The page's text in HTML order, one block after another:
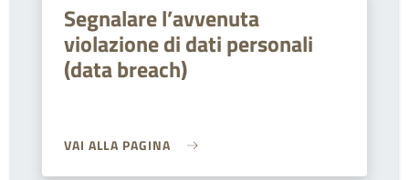
Segnalare l’avvenuta
violazione di dati personali
(data breach)
VAI ALLA PAGINA